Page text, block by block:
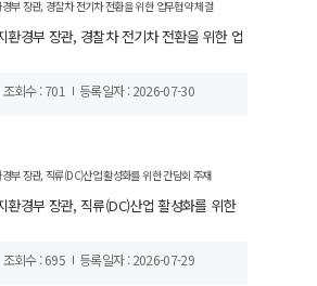
환경부 장관, 경찰차 전기차 전환을 위한 업
조회수 : 701 등록일자 : 2026-07-30
환경부 장관, 직류(DC)산업 활성화를 위한
조회수 : 695 등록일자 : 2026-07-29